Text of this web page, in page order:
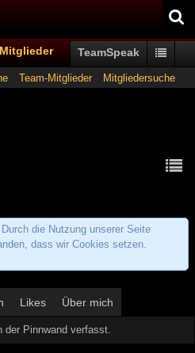
Mitglieder TeamSpeak
Team-Mitglieder Mitgliedersuche
die Nutzung unserer Seite
dass wir Cookies setzen.
Likes Über mich
der Pinnwand verfasst.